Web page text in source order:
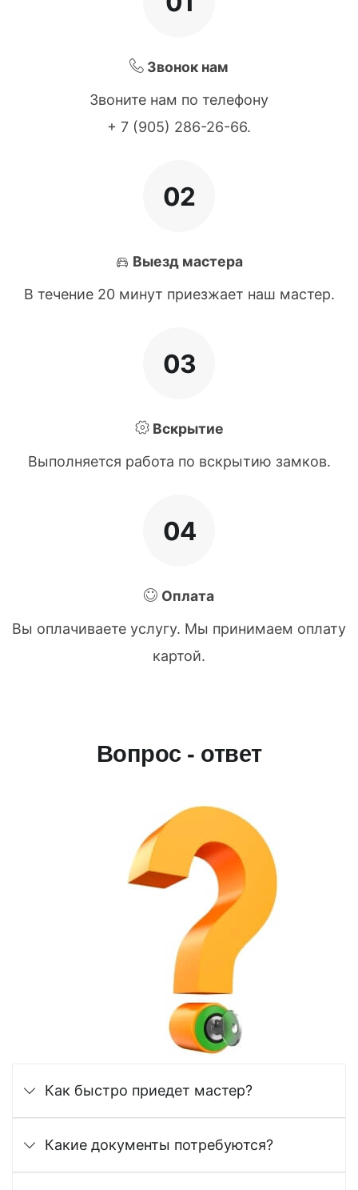
Звонок нам
Звоните нам по телефону
+ 7 (905) 286-26-66.
02
Выезд мастера
В течение 20 минут приезжает наш мастер.
03
Вскрытие
Выполняется работа по вскрытию замков.
04
Оплата
Вы оплачиваете услугу. Мы принимаем оплату
картой.
Вопрос - ответ
Как быстро приедет мастер?
Какие документы потребуются?